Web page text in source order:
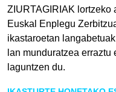
ZIURTAGIRIAK lortzeko
Euskal Enplegu
ikastaroetan
lan munduratzea erraztu
laguntzen du.